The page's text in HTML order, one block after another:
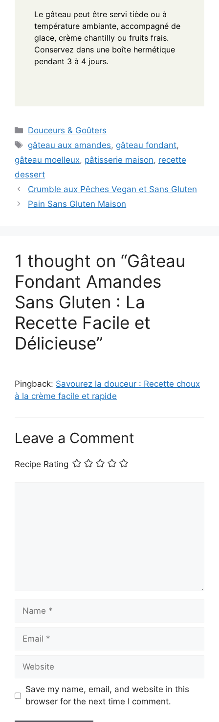
Le gâteau peut être servi tiède ou à
température ambiante, accompagné de
glace, crème chantilly ou fruits frais.
Conservez dans une boîte hermétique
pendant 3 à 4 jours.
Categories
Douceurs & Goûters
Tags
gâteau aux amandes, gâteau fondant,
gâteau moelleux, pâtisserie maison, recette
dessert
Crumble aux Pêches Vegan et Sans Gluten
Pain Sans Gluten Maison
1 thought on “Gâteau
Fondant Amandes
Sans Gluten : La
Recette Facile et
Délicieuse”
Pingback: Savourez la douceur : Recette choux
à la crème facile et rapide
Leave a Comment
Recipe Rating
Name
Email
Website
Save my name, email, and website in this
browser for the next time I comment.